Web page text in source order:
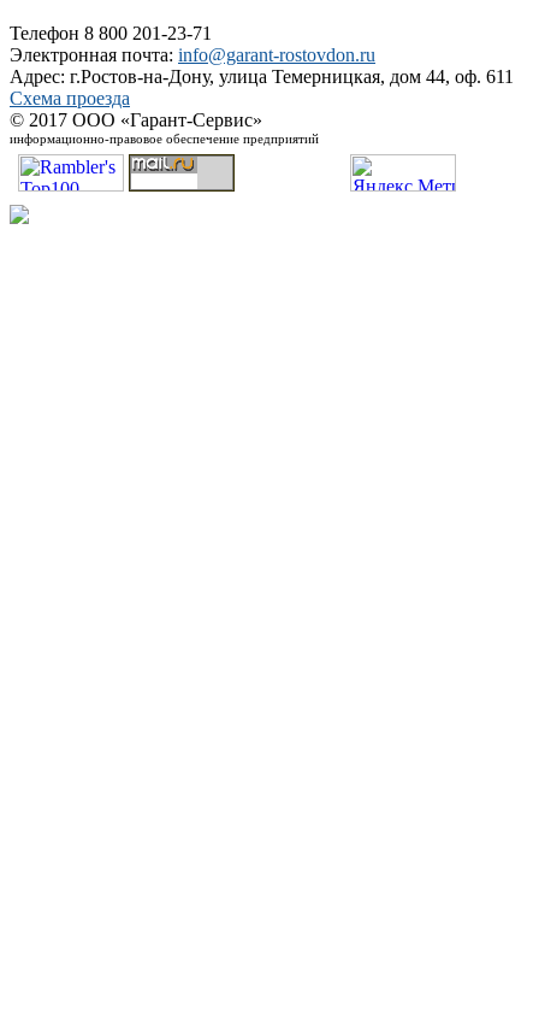
Телефон 8 800 201-23-71
Электронная почта: info@garant-rostovdon.ru
Адрес: г.Ростов-на-Дону, улица Темерницкая, дом 44, оф. 611
Схема проезда
© 2017 ООО «Гарант-Сервис»
информационно-правовое обеспечение предприятий